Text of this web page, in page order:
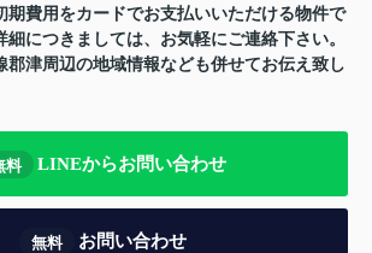
期費用をカードでお支払いいただける物件で
につきましては、お気軽にご連絡下さい。
郡津周辺の地域情報なども併せてお伝え致し
料 LINEからお問い合わせ
無料 お問い合わせ